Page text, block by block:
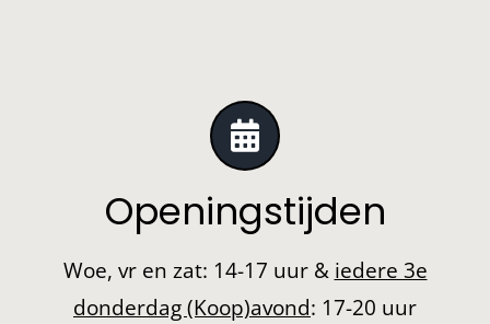
Openingstijden
Woe, vr en zat: 14-17 uur & iedere 3e
donderdag (Koop)avond: 17-20 uur